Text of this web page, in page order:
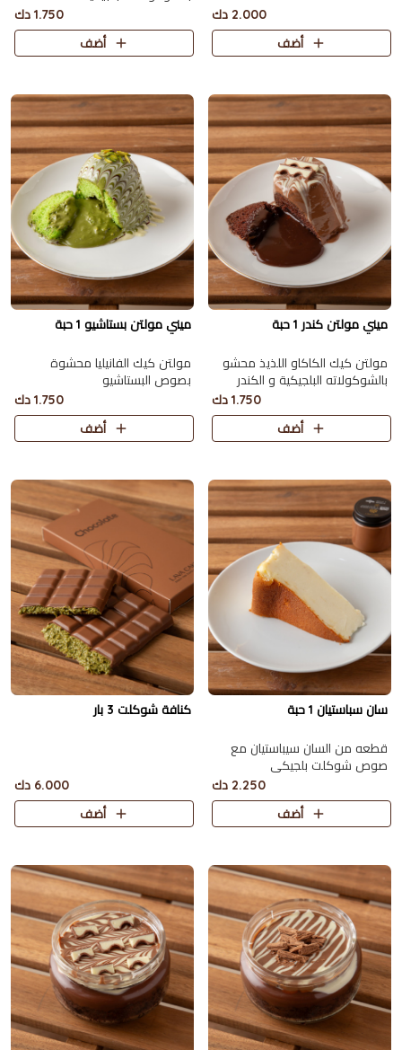
2.000 دك
أضف
1.750 دك
أضف
ميني مولتن كندر 1 حبة
مولتن كيك الكاكاو اللذيذ محشو
بالشوكولاته البلجيكية و الكندر
1.750 دك
أضف
ميني مولتن بستاشيو 1 حبة
مولتن كيك الفانيليا محشوة
بصوص البستاشيو
1.750 دك
أضف
سان سباستيان 1 حبة
قطعه من السان سيباستيان مع
صوص شوكلت بلجيكي
2.250 دك
أضف
كنافة شوكلت 3 بار
6.000 دك
أضف